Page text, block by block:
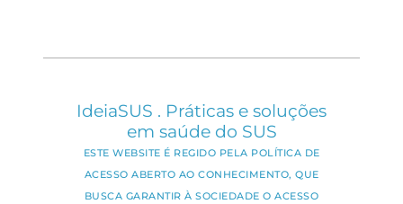
IdeiaSUS . Práticas e soluções
em saúde do SUS
ESTE WEBSITE É REGIDO PELA POLÍTICA DE
ACESSO ABERTO AO CONHECIMENTO, QUE
BUSCA GARANTIR À SOCIEDADE O ACESSO